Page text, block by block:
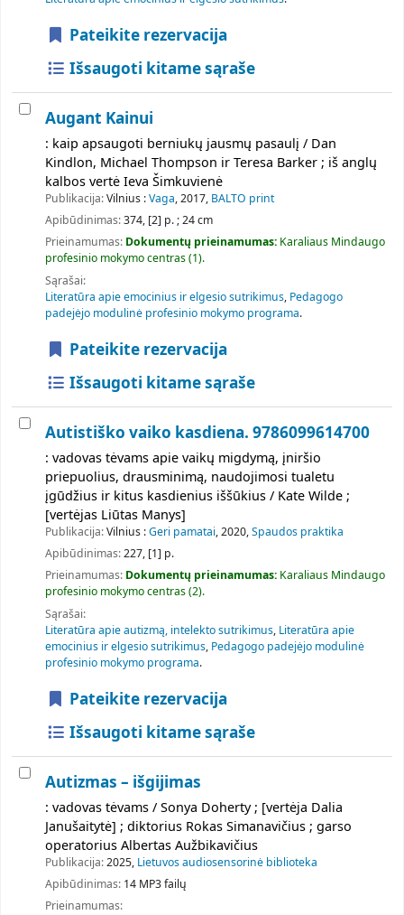
Pateikite rezervacija
Išsaugoti kitame sąraše
Augant Kainui
: kaip apsaugoti berniukų jausmų pasaulį / Dan
Kindlon, Michael Thompson ir Teresa Barker ; iš anglų
kalbos vertė Ieva Šimkuvienė
Publikacija:Vilnius :Vaga, 2017, BALTO print
Apibūdinimas:374, [2] p. ; 24 cm
Prieinamumas: Dokumentų prieinamumas: Karaliaus Mindaugo
profesinio mokymo centras(1).
Sąrašai:
Literatūra apie emocinius ir elgesio sutrikimus, Pedagogo
padejėjo modulinė profesinio mokymo programa.
Pateikite rezervacija
Išsaugoti kitame sąraše
Autistiško vaiko kasdiena. 9786099614700
: vadovas tėvams apie vaikų migdymą, įniršio
priepuolius, drausminimą, naudojimosi tualetu
įgūdžius ir kitus kasdienius iššūkius / Kate Wilde ;
[vertėjas Liūtas Manys]
Publikacija:Vilnius :Geri pamatai, 2020,Spaudos praktika
Apibūdinimas:227, [1] p.
Prieinamumas: Dokumentų prieinamumas: Karaliaus Mindaugo
profesinio mokymo centras(2).
Sąrašai:
Literatūra apie autizmą, intelekto sutrikimus, Literatūra apie
emocinius ir elgesio sutrikimus, Pedagogo padejėjo modulinė
profesinio mokymo programa.
Pateikite rezervacija
Išsaugoti kitame sąraše
Autizmas – išgijimas
: vadovas tėvams / Sonya Doherty ; [vertėja Dalia
Janušaitytė] ; diktorius Rokas Simanavičius ; garso
operatorius Albertas Aužbikavičius
Publikacija:2025, Lietuvos audiosensorinė biblioteka
Apibūdinimas: 14 MP3 failų
Prieinamumas: